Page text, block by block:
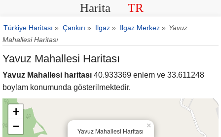
Harita TR
Türkiye Haritası » Çankırı » Ilgaz » Ilgaz Merkez » Yavuz
Mahallesi Haritası
Yavuz Mahallesi Haritası
Yavuz Mahallesi haritası 40.933369 enlem ve 33.611248
boylam konumunda gösterilmektedir.
Yavuz Mahallesi Haritası
×
+
−